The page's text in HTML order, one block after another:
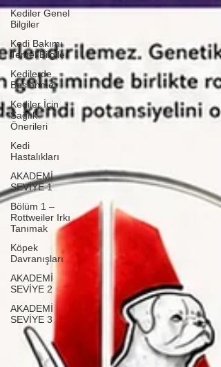
Kediler Genel
Bilgiler
Kedi Bakımı
Temel Bilgiler
Kedilerde
Beslenme
Kediler İçin
Sağlık
Önerileri
Kedi
Hastalıkları
AKADEMİ
SEVİYE 1
Bölüm 1 –
Rottweiler Irkı
Tanımak
Köpek
Davranışları
AKADEMİ
SEVİYE 2
AKADEMİ
SEVİYE 3